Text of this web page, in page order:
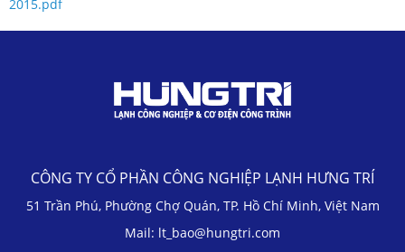
2015.pdf
CÔNG TY CỔ PHẦN CÔNG NGHIỆP LẠNH HƯNG TRÍ
51 Trần Phú, Phường Chợ Quán, TP. Hồ Chí Minh, Việt Nam
Mail: lt_bao@hungtri.com